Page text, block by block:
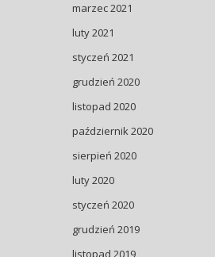
marzec 2021
luty 2021
styczeń 2021
grudzień 2020
listopad 2020
październik 2020
sierpień 2020
luty 2020
styczeń 2020
grudzień 2019
listopad 2019